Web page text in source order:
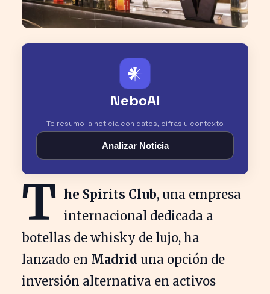
𒀭
NeboAI
Te resumo la noticia con datos, cifras y contexto
Analizar Noticia
T he Spirits Club, una empresa
internacional dedicada a
botellas de whisky de lujo, ha
lanzado en Madrid una opción de
inversión alternativa en activos